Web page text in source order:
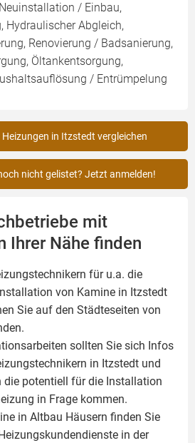
/ Einbau,
Hydraulischer Abgleich,
Renovierung / Badsanierung,
Öltankentsorgung,
/ Entrümpelung
in Itzstedt vergleichen
nicht gelistet? Jetzt anmelden!
mit
Ihrer Nähe finden
für u.a. die
von Kamine in Itzstedt
Sie auf den Städteseiten von
sollten Sie sich Infos
in Itzstedt und
die potentiell für die Installation
in Frage kommen.
in Altbau Häusern finden Sie
in der